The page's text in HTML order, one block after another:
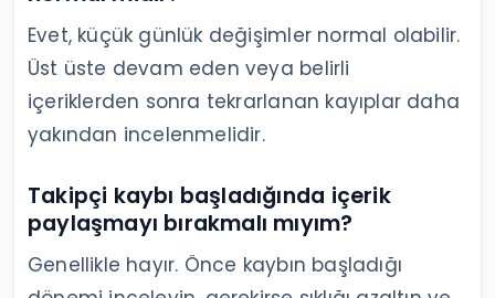
Sıkça Sorulan Sorular
Instagram’da kimin takipten çıktığını
görebilir miyim?
Instagram İstatistikleri takibi bırakanların
toplam değişimini gösterebilir, ancak kişilerin